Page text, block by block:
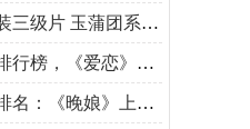
片 玉蒲团系列最经
，《爱恋》排第一
《晚娘》上榜，堪